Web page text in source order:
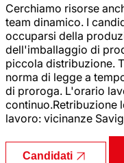
Cerchiamo risorse
team dinamico. I
occuparsi della
dell'imballaggio di
piccola distribuzione.
norma di legge a
di proroga. L'orario
continuo.Retribuzione
lavoro: vicinanze
Candidati